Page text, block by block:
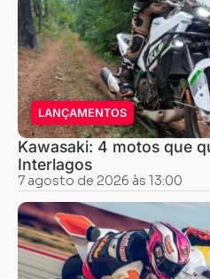
LANÇAMENTOS
Kawasaki: 4 motos que
Interlagos
7 agosto de 2026 às 13:00